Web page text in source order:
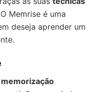
Memrise é uma
deseja aprender um